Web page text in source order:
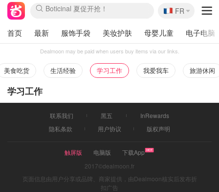
🇫🇷
FR
首页 最新 服饰手袋 美妆护肤 母婴儿童 电子电脑
Dealmoon may be paid when users buy items via our links.
美食吃货 生活经验 学习工作 我爱我车 旅游休闲
学习工作
联系我们 黑五
InRewards
隐私条款
用户协议 版权声明
触屏版 电脑版
下载App
2017©dealmoon.fr
页面信息由用户分享或品牌、商家提供，由Dealmoon核实后发布折
扣广告